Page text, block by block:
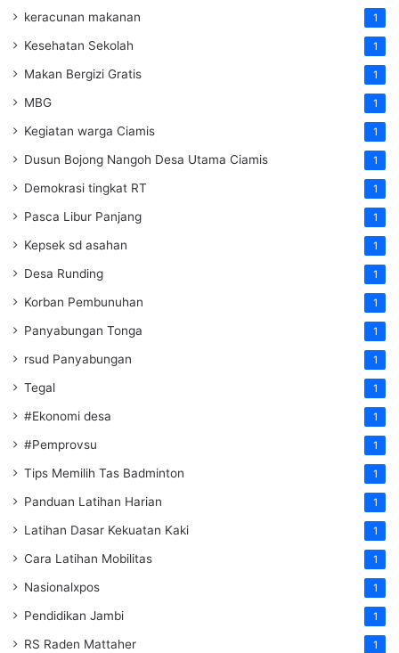
keracunan makanan 1
Kesehatan Sekolah 1
Makan Bergizi Gratis 1
MBG 1
Kegiatan warga Ciamis 1
Dusun Bojong Nangoh Desa Utama Ciamis 1
Demokrasi tingkat RT 1
Pasca Libur Panjang 1
Kepsek sd asahan 1
Desa Runding 1
Korban Pembunuhan 1
Panyabungan Tonga 1
rsud Panyabungan 1
Tegal 1
#Ekonomi desa 1
#Pemprovsu 1
Tips Memilih Tas Badminton 1
Panduan Latihan Harian 1
Latihan Dasar Kekuatan Kaki 1
Cara Latihan Mobilitas 1
Nasionalxpos 1
Pendidikan Jambi 1
RS Raden Mattaher 1